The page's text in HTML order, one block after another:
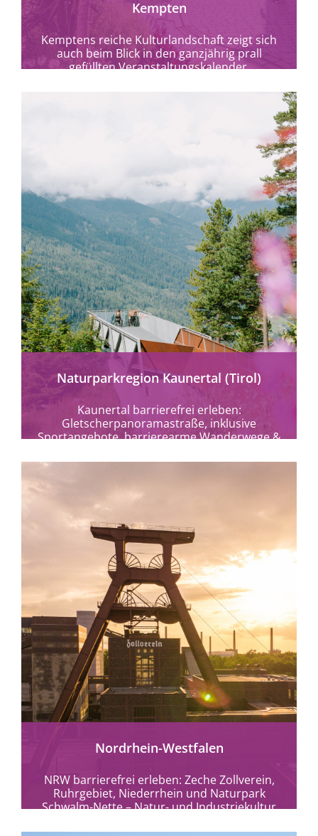
Kempten
Kemptens reiche Kulturlandschaft zeigt sich
auch beim Blick in den ganzjährig prall
gefüllten Veranstaltungskalender.
mehr erfahren
Naturparkregion Kaunertal (Tirol)
Kaunertal barrierefrei erleben:
Gletscherpanoramastraße, inklusive
Sportangebote, barrierearme Wanderwege &
mehr erfahren
Nordrhein-Westfalen
NRW barrierefrei erleben: Zeche Zollverein,
Ruhrgebiet, Niederrhein und Naturpark
Schwalm-Nette – Natur- und Industriekultur